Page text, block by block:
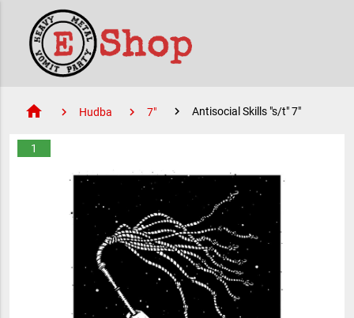
home Hudba 7" Antisocial Skills "s/t" 7"
1